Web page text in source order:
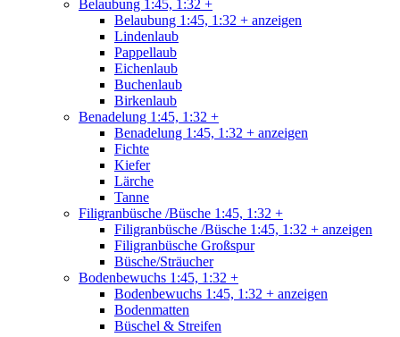
Belaubung 1:45, 1:32 +
Belaubung 1:45, 1:32 + anzeigen
Lindenlaub
Pappellaub
Eichenlaub
Buchenlaub
Birkenlaub
Benadelung 1:45, 1:32 +
Benadelung 1:45, 1:32 + anzeigen
Fichte
Kiefer
Lärche
Tanne
Filigranbüsche /Büsche 1:45, 1:32 +
Filigranbüsche /Büsche 1:45, 1:32 + anzeigen
Filigranbüsche Großspur
Büsche/Sträucher
Bodenbewuchs 1:45, 1:32 +
Bodenbewuchs 1:45, 1:32 + anzeigen
Bodenmatten
Büschel & Streifen